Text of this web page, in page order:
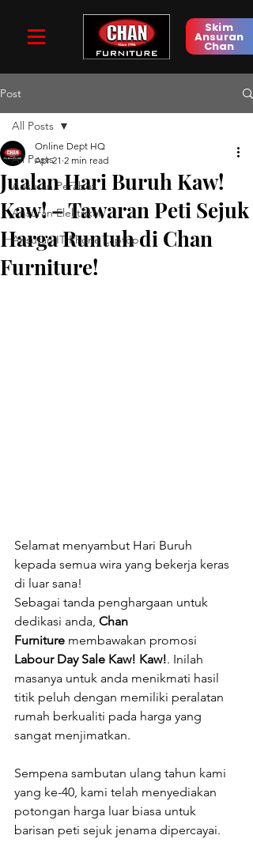
Skim
Ansuran
Chan
Post
All Posts
Ansuran Perabot
Ansuran Elektrikal
Ansuran IT Phone Laptop
All Posts
Jualan Hari Buruh Kaw!
Kaw! – Tawaran Peti Sejuk
Harga Runtuh di Chan
Furniture!
Online Dept HQ
Apr 21 2 min read
Selamat menyambut Hari Buruh
kepada semua wira yang bekerja keras
di luar sana!
Sebagai tanda penghargaan untuk
dedikasi anda, Chan
Furniture membawakan promosi
Labour Day Sale Kaw! Kaw!. Inilah
masanya untuk anda menikmati hasil
titik peluh dengan memiliki peralatan
rumah berkualiti pada harga yang
sangat menjimatkan.
Sempena sambutan ulang tahun kami
yang ke-40, kami telah menyediakan
potongan harga luar biasa untuk
barisan peti sejuk jenama dipercayai.